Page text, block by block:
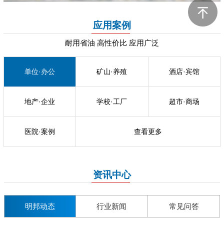
应用案例
耐用省油 高性价比 应用广泛
单位·办公 矿山·养殖 酒店·宾馆
地产·企业 学校·工厂 超市·商场
医院·案例 查看更多
资讯中心
明邦动态 行业新闻 常见问答